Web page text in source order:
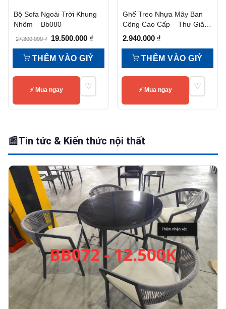
Bộ Sofa Ngoài Trời Khung
Nhôm – Bb080
27.300.000₫
Giá
gốc
là:
27.300.000 ₫.
19.500.000 ₫
hiện
là:
THÊM VÀO GIỶ
⚡ Mua ngay ♡
Ghế Treo Nhựa Mây Ban
Công Cao Cấp – Thư Giãn,
Bền Đẹp, Giá Tốt
2.940.000 ₫
THÊM VÀO GIỶ
⚡ Mua ngay ♡
📰Tin tức & Kiến thức nội thất